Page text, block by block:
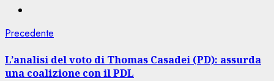
Navigazione
articolo
Precedente
L’analisi del voto di Thomas Casadei (PD): assurda
una coalizione con il PDL